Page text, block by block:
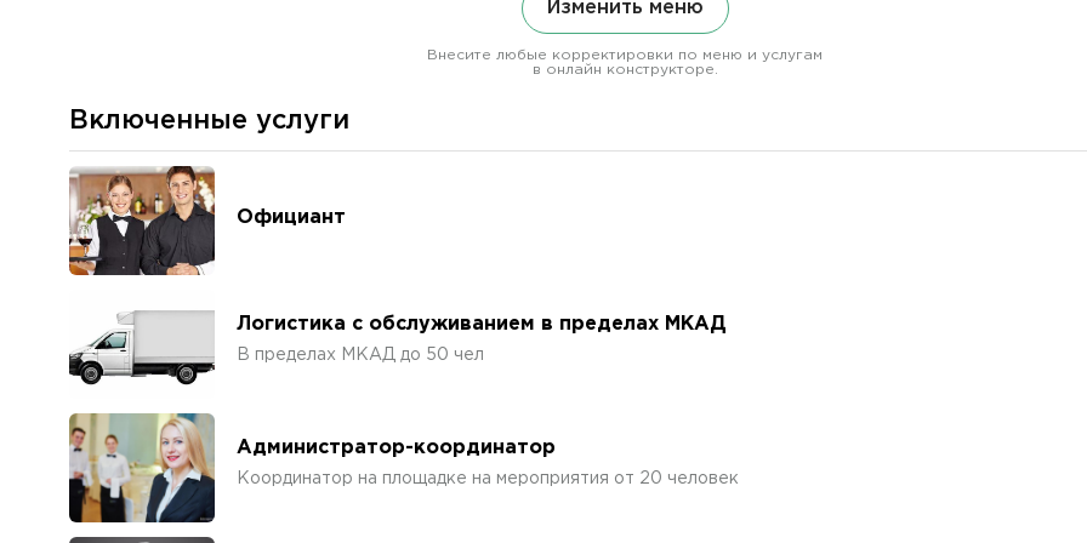
Изменить меню
Внесите любые корректировки по меню и услугам
в онлайн конструкторе.
Включенные услуги
Официант
Логистика с обслуживанием в пределах МКАД
В пределах МКАД до 50 чел
Администратор-координатор
Координатор на площадке на мероприятия от 20 человек